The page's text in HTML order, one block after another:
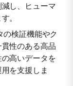
し、ヒューマ
。
の検証機能やク
性のある高品
高いデータを
を支援しま